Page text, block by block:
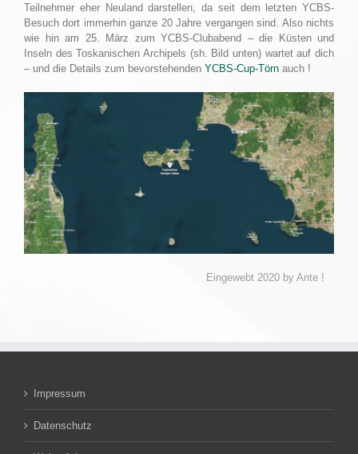
Teilnehmer eher Neuland darstellen, da seit dem letzten YCBS-
Besuch dort immerhin ganze 20 Jahre vergangen sind. Also nichts
wie hin am 25. März zum YCBS-Clubabend – die Küsten und
Inseln des Toskanischen Archipels (sh. Bild unten) wartet auf dich
– und die Details zum bevorstehenden YCBS-Cup-Törn auch !
Eingewebt 2020 by Ante !
Impressum
Datenschutz